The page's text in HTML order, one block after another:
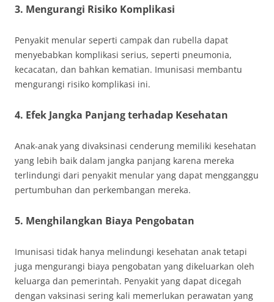
3. Mengurangi Risiko Komplikasi
Penyakit menular seperti campak dan rubella dapat
menyebabkan komplikasi serius, seperti pneumonia,
kecacatan, dan bahkan kematian. Imunisasi membantu
mengurangi risiko komplikasi ini.
4. Efek Jangka Panjang terhadap Kesehatan
Anak-anak yang divaksinasi cenderung memiliki kesehatan
yang lebih baik dalam jangka panjang karena mereka
terlindungi dari penyakit menular yang dapat mengganggu
pertumbuhan dan perkembangan mereka.
5. Menghilangkan Biaya Pengobatan
Imunisasi tidak hanya melindungi kesehatan anak tetapi
juga mengurangi biaya pengobatan yang dikeluarkan oleh
keluarga dan pemerintah. Penyakit yang dapat dicegah
dengan vaksinasi sering kali memerlukan perawatan yang